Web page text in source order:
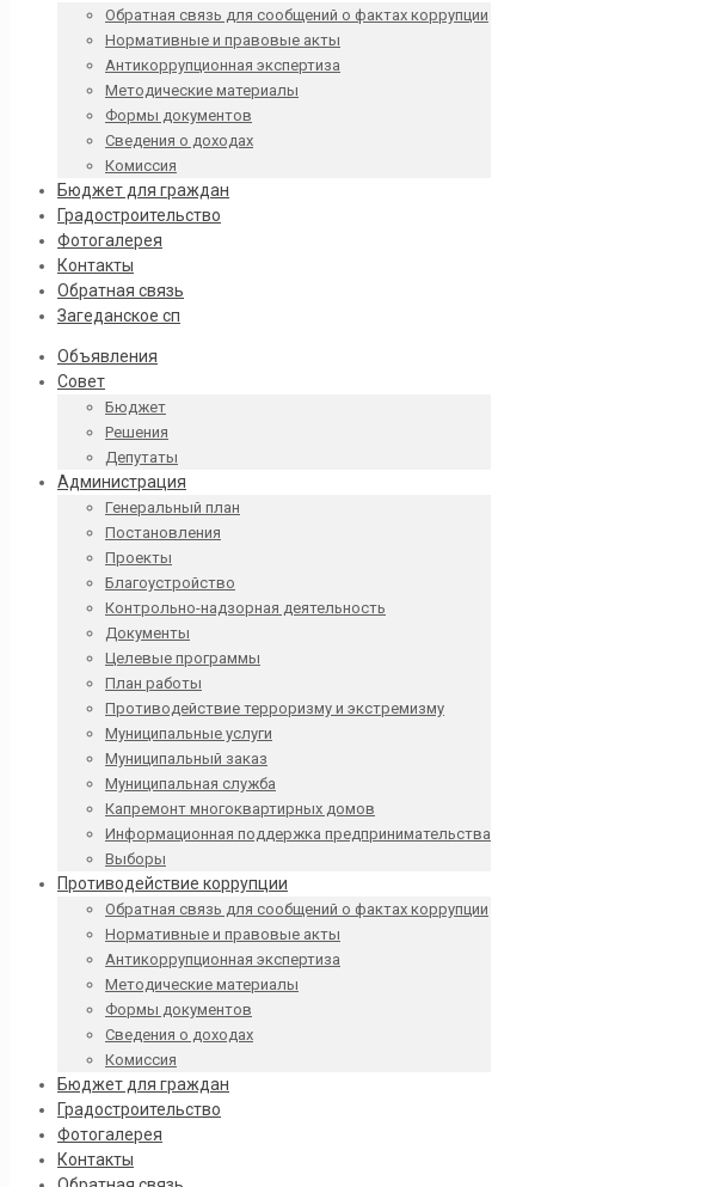
Обратная связь для сообщений о фактах коррупции
Нормативные и правовые акты
Антикоррупционная экспертиза
Методические материалы
Формы документов
Сведения о доходах
Комиссия
Бюджет для граждан
Градостроительство
Фотогалерея
Контакты
Обратная связь
Загеданское сп
Объявления
Совет
Бюджет
Решения
Депутаты
Администрация
Генеральный план
Постановления
Проекты
Благоустройство
Контрольно-надзорная деятельность
Документы
Целевые программы
План работы
Противодействие терроризму и экстремизму
Муниципальные услуги
Муниципальный заказ
Муниципальная служба
Капремонт многоквартирных домов
Информационная поддержка предпринимательства
Выборы
Противодействие коррупции
Обратная связь для сообщений о фактах коррупции
Нормативные и правовые акты
Антикоррупционная экспертиза
Методические материалы
Формы документов
Сведения о доходах
Комиссия
Бюджет для граждан
Градостроительство
Фотогалерея
Контакты